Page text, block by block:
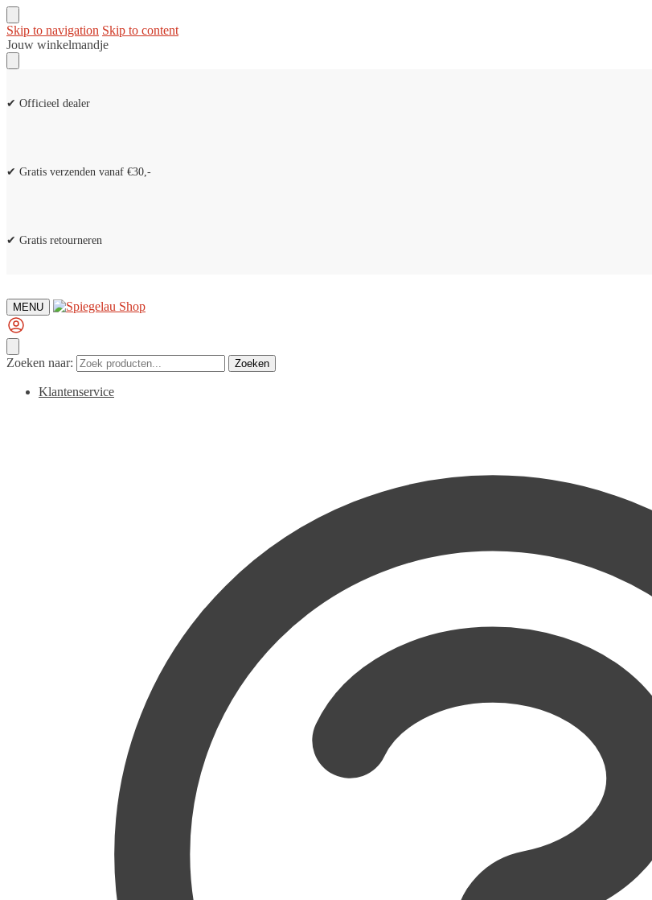
Skip to navigation Skip to content
Jouw winkelmandje
✔ Officieel dealer
✔ Gratis verzenden vanaf €30,-
✔ Gratis retourneren
MENU
Zoeken naar: Zoeken
Klantenservice